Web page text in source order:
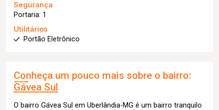
Segurança
Portaria: 1
Utilitários
Portão Eletrônico
Conheça um pouco mais sobre o bairro:
Gávea Sul
O bairro Gávea Sul em Uberlândia-MG é um bairro tranquilo